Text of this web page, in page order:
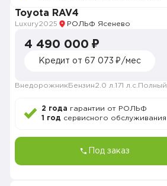
Toyota RAV4
Luxury2025 РОЛЬФ Ясенево
4 490 000 ₽
Кредит от 67 073 ₽/мес
Внедорожник Бензин2.0 л. 171 л.с. Полный
2 года гарантии от РОЛЬФ
1 год сервисного обслуживания
Под заказ